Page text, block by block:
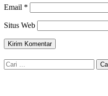
Email *
Situs Web
Cari
untuk: